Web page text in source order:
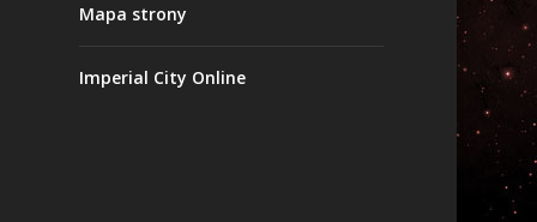
Mapa strony
Imperial City Online